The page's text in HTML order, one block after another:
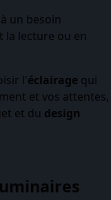
un besoin
la lecture ou en
l'éclairage qui
et vos attentes,
et du design